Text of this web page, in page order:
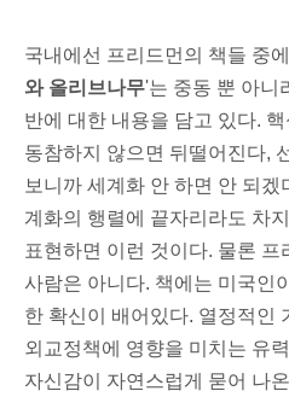
국내에선 프리드먼의 책들 중
와 올리브나무'는 중동 뿐 아니
반에 대한 내용을 담고 있다.
동참하지 않으면 뒤떨어진다,
보니까 세계화 안 하면 안 되겠
계화의 행렬에 끝자리라도 차
표현하면 이런 것이다. 물론
사람은 아니다. 책에는 미국인
한 확신이 배어있다. 열정적인
외교정책에 영향을 미치는 유
자신감이 자연스럽게 묻어 나